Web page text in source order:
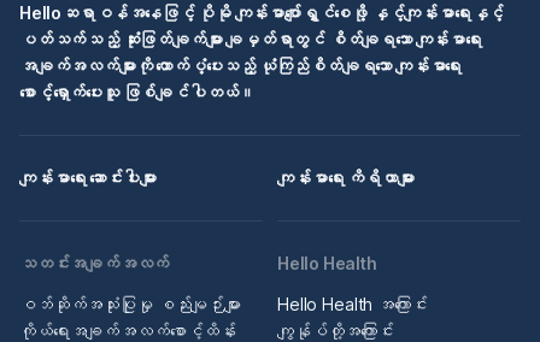
Helloဆရာဝန်အနေဖြင့် ပိုမို ကျန်းမာပျော်ရွှင်စေဖို့ နှင့်ကျန်းမာရေးနှင့်
ပတ်သက်သည့် ဆုံးဖြတ်ချက်များ ချမှတ်ရာတွင် စိတ်ချရသော ကျန်းမာရေး
အချက်အလက်များကို ထောက်ပံ့ပေးသည့် ယုံကြည်စိတ်ချရသော ကျန်းမာရေး
စောင့်ရှောက်ပေးသူ ဖြစ်ချင်ပါတယ်။
ကျန်းမာရေး ဆောင်းပါးများ ကျန်းမာရေး ကိရိယာများ
သတင်းအချက်အလက်
ဝဘ်ဆိုက်အသုံးပြုမှု စည်းမျဉ်းများ
ကိုယ်ရေးအချက်အလက်စောင့်ထိန်း
Hello Health
Hello Health အကြောင်း
ကျွန်ုပ်တို့အကြောင်း